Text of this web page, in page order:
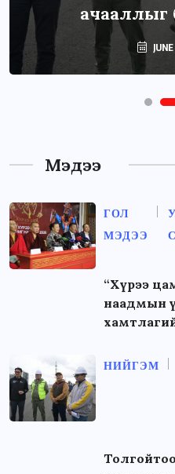
ачааллыг
Мэдээ
ГОЛ
МЭДЭЭ
“Хүрээ
наадмын
НИЙГЭМ